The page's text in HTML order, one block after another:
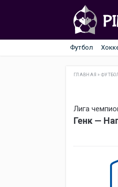
Футбол
ГЛАВНАЯ »ФУТБОЛ
Лига
Генк —